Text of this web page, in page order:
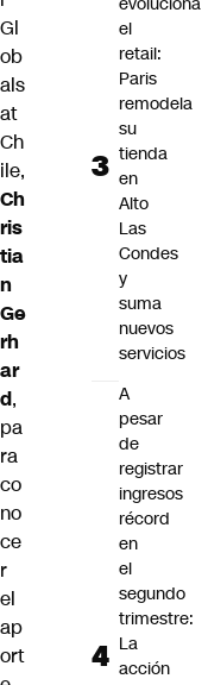
Gl
ob
als
at
Ch
ile,
Ch
ris
tia
n
Ge
rh
ar
d,
pa
ra
co
no
ce
r
el
ap
ort
el
retail:
Paris
remodela
su
tienda
en
Alto
Las
Condes
y
suma
nuevos
servicios
A
pesar
de
registrar
ingresos
récord
en
el
segundo
trimestre:
La
acción